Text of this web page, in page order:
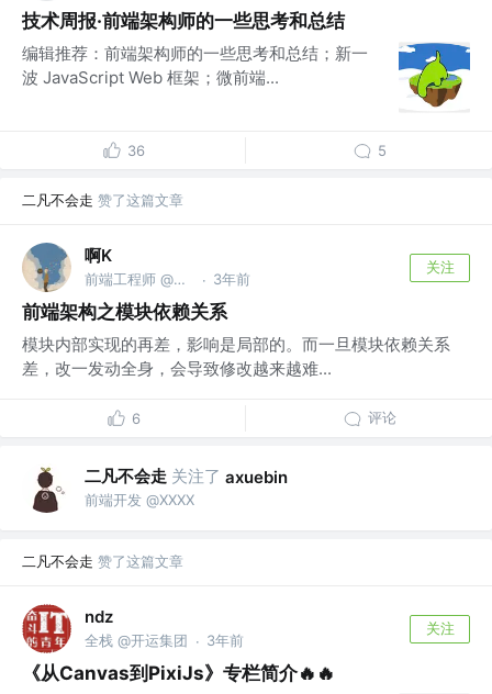
技术周报·前端架构师的一些思考和总结
编辑推荐：前端架构师的一些思考和总结；新一
波 JavaScript Web 框架；微前端...
36 5
二凡不会走 赞了这篇文章
啊K
前端工程师 @深圳南区美男子有限公司 · 3年前
关注
前端架构之模块依赖关系
模块内部实现的再差，影响是局部的。而一旦模块依赖关系
差，改一发动全身，会导致修改越来越难...
6 评论
二凡不会走 关注了 axuebin
前端开发 @XXXX
二凡不会走 赞了这篇文章
ndz
全栈 @开运集团 · 3年前
关注
《从Canvas到PixiJs》专栏简介🔥🔥